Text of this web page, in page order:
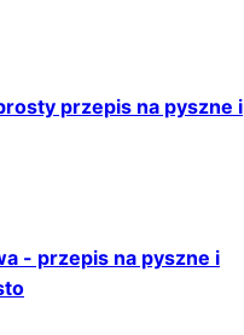
przepis na pyszne i
- przepis na pyszne i